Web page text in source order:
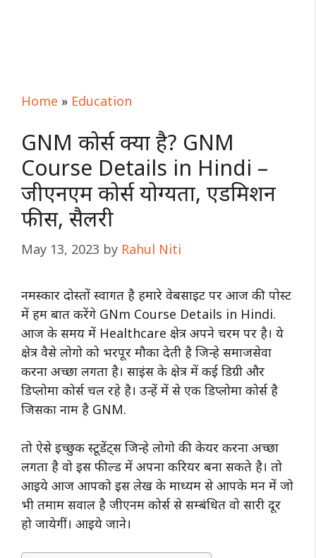
Home » Education
GNM कोर्स क्या है? GNM
Course Details in Hindi –
जीएनएम कोर्स योग्यता, एडमिशन
फीस, सैलरी
May 13, 2023 by Rahul Niti
नमस्कार दोस्तों स्वागत है हमारे वेबसाइट पर आज की पोस्ट
में हम बात करेंगे GNm Course Details in Hindi.
आज के समय में Healthcare क्षेत्र अपने चरम पर है। ये
क्षेत्र वैसे लोगो को भरपूर मौका देती है जिन्हे समाजसेवा
करना अच्छा लगता है। साइंस के क्षेत्र में कई डिग्री और
डिप्लोमा कोर्स चल रहे है। उन्हें में से एक डिप्लोमा कोर्स है
जिसका नाम है GNM.
तो ऐसे इच्छुक स्टूडेंट्स जिन्हे लोगो की केयर करना अच्छा
लगता है वो इस फील्ड में अपना करियर बना सकते है। तो
आइये आज आपको इस लेख के माध्यम से आपके मन में जो
भी तमाम सवाल है जीएनम कोर्स से सम्बंधित वो सारी दूर
हो जायेगीं। आइये जाने।